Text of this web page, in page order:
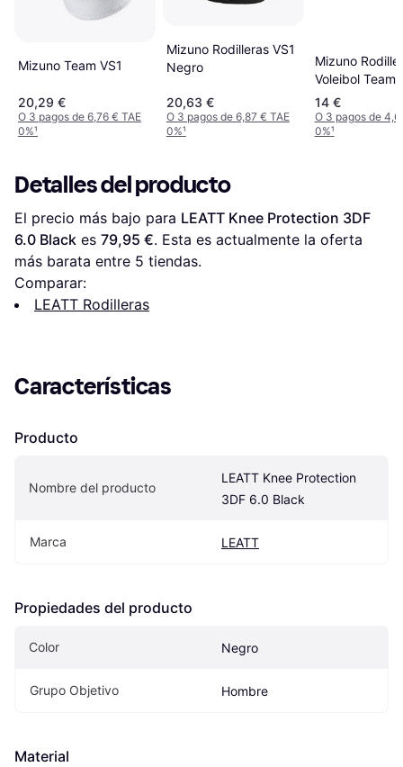
Mizuno Team VS1
20,29 €
O 3 pagos de 6,76 € TAE
0%¹
Mizuno Rodilleras VS1
Negro
20,63 €
O 3 pagos de 6,87 € TAE
0%¹
Mizuno
Voleibol Team
Kneepad -
14 €
O 3 pagos de
0%¹
Detalles del producto
El precio más bajo para LEATT Knee Protection 3DF
6.0 Black es 79,95 €. Esta es actualmente la oferta
más barata entre 5 tiendas.
Comparar:
LEATT Rodilleras
Características
Producto
Nombre del producto
LEATT Knee Protection
3DF 6.0 Black
Marca LEATT
Propiedades del producto
Color Negro
Grupo Objetivo Hombre
Material